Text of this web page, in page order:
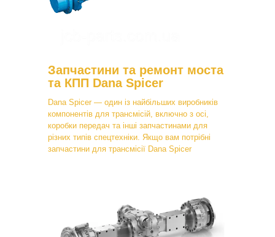
Запчастини та ремонт моста
та КПП Dana Spicer
Dana Spicer — один із найбільших виробників
компонентів для трансмісій, включно з осі,
коробки передач та інші запчастинами для
різних типів спецтехніки. Якщо вам потрібні
запчастини для трансмісії Dana Spicer